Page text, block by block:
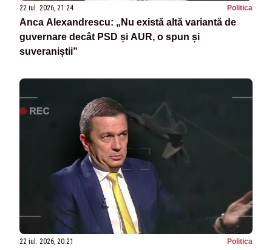
22 iul. 2026, 21:24 Politica
Anca Alexandrescu: „Nu există altă variantă de
guvernare decât PSD și AUR, o spun și
suveraniștii”
22 iul. 2026, 20:21 Politica